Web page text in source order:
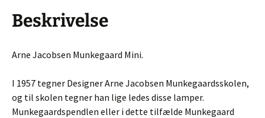
Beskrivelse
Arne Jacobsen Munkegaard Mini.
I 1957 tegner Designer Arne Jacobsen Munkegaardsskolen,
og til skolen tegner han lige ledes disse lamper.
Munkegaardspendlen eller i dette tilfælde Munkegaard